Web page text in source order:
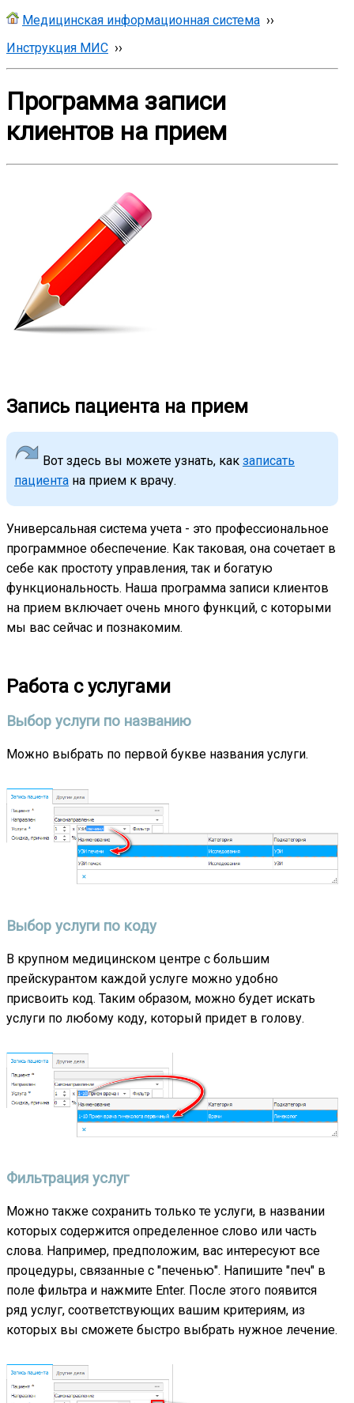
Медицинская информационная система ››
Инструкция МИС ››
Программа записи
клиентов на прием
Запись пациента на прием
Вот здесь вы можете узнать, как записать
пациента на прием к врачу.
Универсальная система учета - это профессиональное
программное обеспечение. Как таковая, она сочетает в
себе как простоту управления, так и богатую
функциональность. Наша программа записи клиентов
на прием включает очень много функций, с которыми
мы вас сейчас и познакомим.
Работа с услугами
Выбор услуги по названию
Можно выбрать по первой букве названия услуги.
Выбор услуги по коду
В крупном медицинском центре с большим
прейскурантом каждой услуге можно удобно
присвоить код. Таким образом, можно будет искать
услуги по любому коду, который придет в голову.
Фильтрация услуг
Можно также сохранить только те услуги, в названии
которых содержится определенное слово или часть
слова. Например, предположим, вас интересуют все
процедуры, связанные с "печенью". Напишите "печ" в
поле фильтра и нажмите Enter. После этого появится
ряд услуг, соответствующих вашим критериям, из
которых вы сможете быстро выбрать нужное лечение.